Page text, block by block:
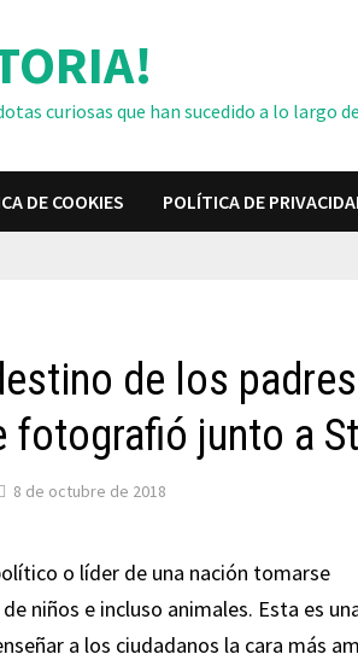
curiosas que han sucedido a lo
DE COOKIES POLÍTICA DE
de los
fotografió junto a
8 de octubre de 2018
o líder de una nación tomarse
niños e incluso animales. Esta es
a los ciudadanos la cara más